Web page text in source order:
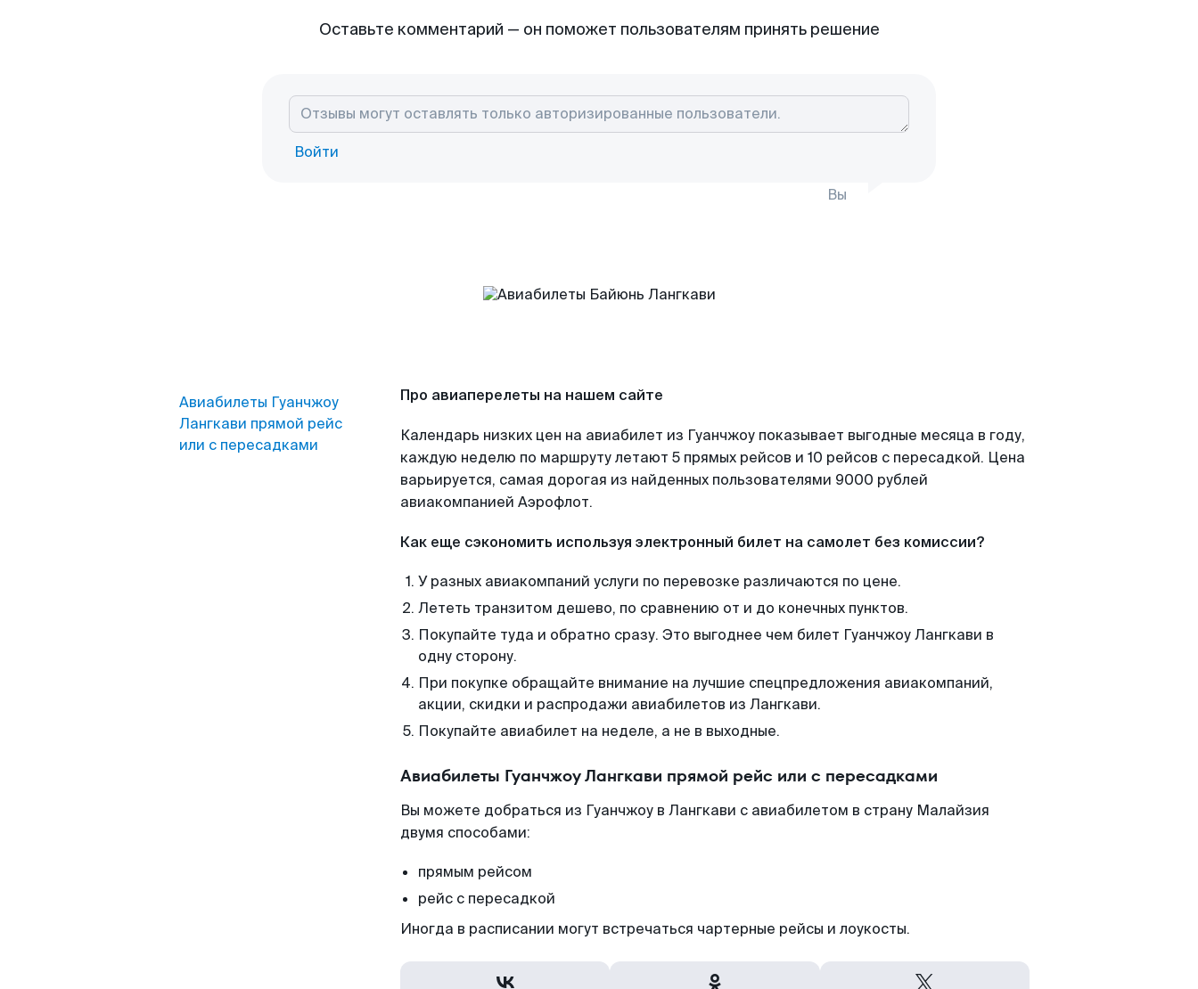
Оставьте комментарий — он поможет пользователям принять решение
Войти
Вы
Авиабилеты Гуанчжоу
Лангкави прямой рейс
или с пересадками
Про авиаперелеты на нашем сайте
Календарь низких цен на авиабилет из Гуанчжоу показывает выгодные месяца в году,
каждую неделю по маршруту летают 5 прямых рейсов и 10 рейсов с пересадкой. Цена
варьируется, самая дорогая из найденных пользователями 9000 рублей
авиакомпанией Аэрофлот.
Как еще сэкономить используя электронный билет на самолет без комиссии?
У разных авиакомпаний услуги по перевозке различаются по цене.
Лететь транзитом дешево, по сравнению от и до конечных пунктов.
Покупайте туда и обратно сразу. Это выгоднее чем билет Гуанчжоу Лангкави в
одну сторону.
При покупке обращайте внимание на лучшие спецпредложения авиакомпаний,
акции, скидки и распродажи авиабилетов из Лангкави.
Покупайте авиабилет на неделе, а не в выходные.
Авиабилеты Гуанчжоу Лангкави прямой рейс или с пересадками
Вы можете добраться из Гуанчжоу в Лангкави с авиабилетом в страну Малайзия
двумя способами:
прямым рейсом
рейс с пересадкой
Иногда в расписании могут встречаться чартерные рейсы и лоукосты.